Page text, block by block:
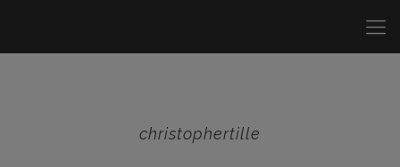
christophertille